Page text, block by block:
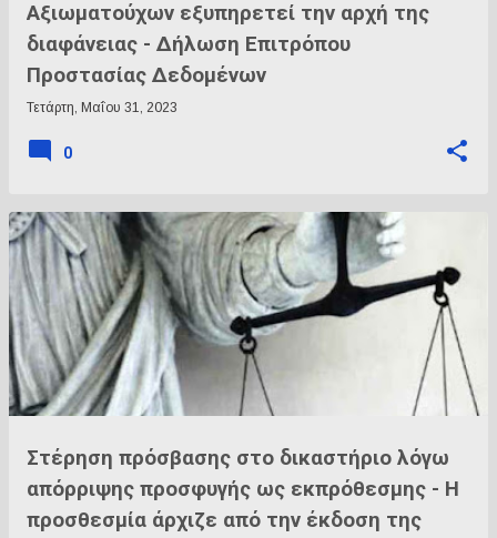
Αξιωματούχων εξυπηρετεί την αρχή της
διαφάνειας - Δήλωση Επιτρόπου
Προστασίας Δεδομένων
Τετάρτη, Μαΐου 31, 2023
0
Στέρηση πρόσβασης στο δικαστήριο λόγω
απόρριψης προσφυγής ως εκπρόθεσμης - Η
προσθεσμία άρχιζε από την έκδοση της